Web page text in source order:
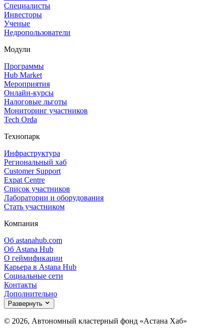
Специалисты
Инвесторы
Ученые
Недропользователи
Модули
Программы
Hub Market
Мероприятия
Онлайн‑курсы
Налоговые льготы
Мониторинг участников
Tech Orda
Технопарк
Инфраструктура
Региональный хаб
Customer Support
Expat Centre
Список участников
Лаборатории и оборудования
Стать участником
Компания
Об astanahub.com
Об Astana Hub
О геймификации
Карьера в Astana Hub
Социальные сети
Контакты
Дополнительно
Развернуть
© 2026, Автономный кластерный фонд «Астана Хаб»